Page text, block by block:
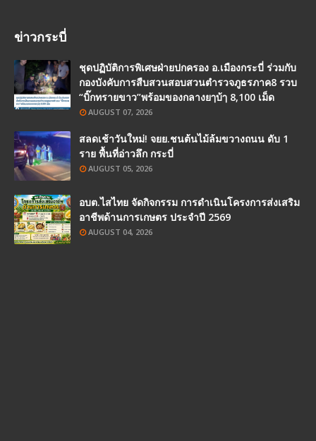
ข่าวกระบี่
ชุดปฏิบัติการพิเศษฝ่ายปกครอง อ.เมืองกระบี่ ร่วมกับ
กองบังคับการสืบสวนสอบสวนตำรวจภูธรภาค8 รวบ
“บิ๊กทรายขาว”พร้อมของกลางยๅบ้ๅ 8,100 เม็ด
AUGUST 07, 2026
สลดเช้าวันใหม่! จยย.ชนต้นไม้ล้มขวางถนน ดับ 1
ราย พื้นที่อ่าวลึก กระบี่
AUGUST 05, 2026
อบต.ไสไทย จัดกิจกรรม การดำเนินโครงการส่งเสริม
อาชีพด้านการเกษตร ประจำปี 2569
AUGUST 04, 2026